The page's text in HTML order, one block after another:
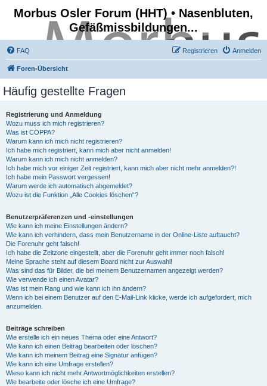
Morbus Osler Forum (HHT) • Nasenbluten,
Gefäßmissbildungen...
FAQ Anmelden
Registrieren
Foren-Übersicht
Häufig gestellte Fragen
Registrierung und Anmeldung
Wozu muss ich mich registrieren?
Was ist COPPA?
Warum kann ich mich nicht registrieren?
Ich habe mich registriert, kann mich aber nicht anmelden!
Warum kann ich mich nicht anmelden?
Ich habe mich vor einiger Zeit registriert, kann mich aber nicht mehr anmelden?!
Ich habe mein Passwort vergessen!
Warum werde ich automatisch abgemeldet?
Wozu ist die Funktion „Alle Cookies löschen“?
Benutzerpräferenzen und -einstellungen
Wie kann ich meine Einstellungen ändern?
Wie kann ich verhindern, dass mein Benutzername in der Online-Liste auftaucht?
Die Forenuhr geht falsch!
Ich habe die Zeitzone eingestellt, aber die Forenuhr geht immer noch falsch!
Meine Sprache steht auf diesem Board nicht zur Auswahl!
Was sind das für Bilder, die bei meinem Benutzernamen angezeigt werden?
Wie verwende ich einen Avatar?
Was ist mein Rang und wie kann ich ihn ändern?
Wenn ich bei einem Benutzer auf den E-Mail-Link klicke, werde ich aufgefordert, mich
anzumelden.
Beiträge schreiben
Wie erstelle ich ein neues Thema oder eine Antwort?
Wie kann ich einen Beitrag bearbeiten oder löschen?
Wie kann ich meinem Beitrag eine Signatur anfügen?
Wie kann ich eine Umfrage erstellen?
Wieso kann ich nicht mehr Antwortmöglichkeiten erstellen?
Wie bearbeite oder lösche ich eine Umfrage?